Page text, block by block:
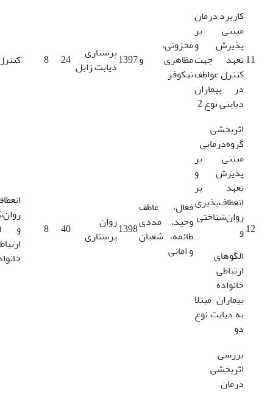
11
کاربرد درمان
مبتنی بر
پذیرش و
تعهد جهت
کنترل عواطف
در بیماران
دیابتی نوع 2
محزونی،
مظاهری و
نیکوفر
1397پرستاری
دیابت زابل 24
8
12
اثربخشی
گروه‌درمانی
مبتنی بر
پذیرش و
تعهد بر
انعطاف‌پذیری
روان‌شناختی
و
الگوهای
ارتباطی
خانواده
بیماران مبتلا
به دیابت نوع
دو
فعال، عاطف
وحید، مددی
طائمه، شعبان
و امانی
1398روان
پرستاری
40
8
و
بررسی
اثربخشی
درمان